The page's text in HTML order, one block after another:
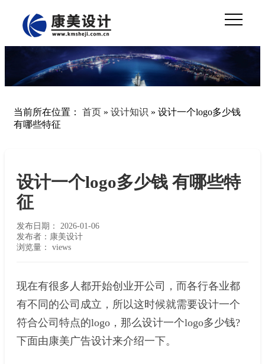
当前所在位置： 首页 » 设计知识 » 设计一个logo多少钱
有哪些特征
设计一个logo多少钱 有哪些特
征
发布日期： 2026-01-06
发布者：康美设计
浏览量： views
现在有很多人都开始创业开公司，而各行各业都
有不同的公司成立，所以这时候就需要设计一个
符合公司特点的logo，那么设计一个logo多少钱?
下面由康美广告设计来介绍一下。